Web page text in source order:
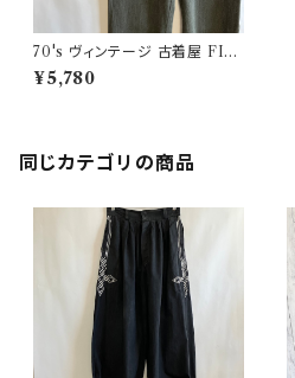
70's ヴィンテージ 古着屋 FILS
ON ギャバジン ウールパンツ フ
ィルソン ビンテージ
¥5,780
同じカテゴリの商品